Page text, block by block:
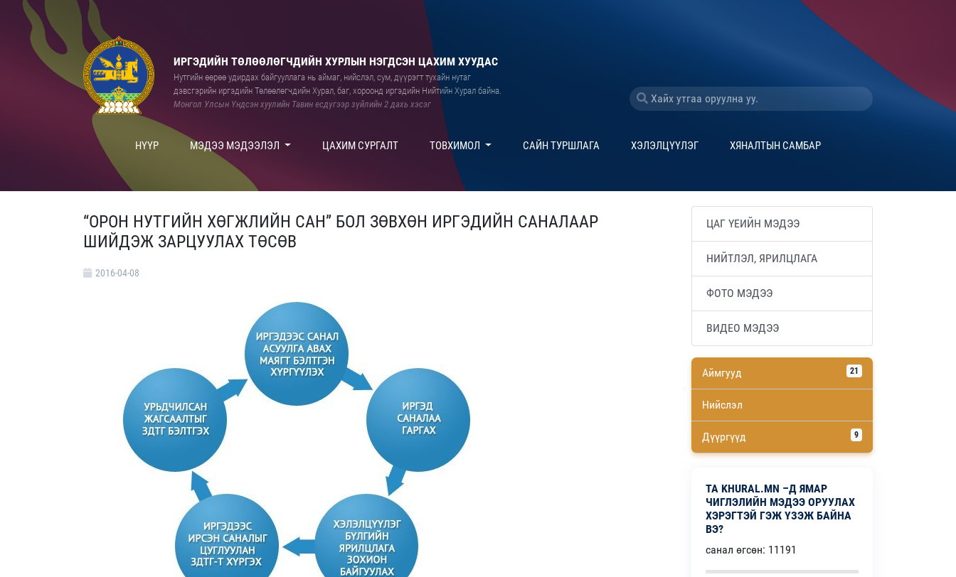
ИРГЭДИЙН ТӨЛӨӨЛӨГЧДИЙН ХУРЛЫН НЭГДСЭН ЦАХИМ ХУУДАС
Нутгийн өөрөө удирдах байгууллага нь аймаг, нийслэл, сум, дүүрэгт тухайн нутаг
дэвсгэрийн иргэдийн Төлөөлөгчдийн Хурал, баг, хороонд иргэдийн Нийтийн Хурал байна.
Монгол Улсын Үндсэн хуулийн Тавин есдүгээр зүйлийн 2 дахь хэсэг
НҮҮР МЭДЭЭ МЭДЭЭЛЭЛ ЦАХИМ СУРГАЛТ ТОВХИМОЛ САЙН ТУРШЛАГА ХЭЛЭЛЦҮҮЛЭГ ХЯНАЛТЫН САМБАР
“ОРОН НУТГИЙН ХӨГЖЛИЙН САН” БОЛ ЗӨВХӨН ИРГЭДИЙН САНАЛААР
ШИЙДЭЖ ЗАРЦУУЛАХ ТӨСӨВ
2016-04-08
ЦАГ ҮЕИЙН МЭДЭЭ
НИЙТЛЭЛ, ЯРИЛЦЛАГА
ФОТО МЭДЭЭ
ВИДЕО МЭДЭЭ
Аймгууд 21
Нийслэл
Дүүргүүд 9
ТА KHURAL.MN –Д ЯМАР
ЧИГЛЭЛИЙН МЭДЭЭ ОРУУЛАХ
ХЭРЭГТЭЙ ГЭЖ ҮЗЭЖ БАЙНА
ВЭ?
санал өгсөн: 11191